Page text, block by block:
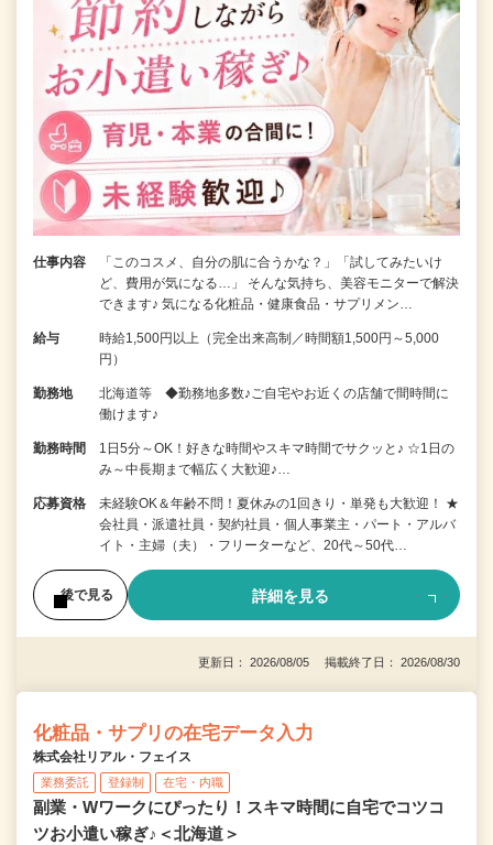
仕事内容
「このコスメ、自分の肌に合うかな？」「試してみたいけ
ど、費用が気になる…」 そんな気持ち、美容モニターで解決
できます♪ 気になる化粧品・健康食品・サプリメン…
給与
時給1,500円以上（完全出来高制／時間額1,500円～5,000
円）
勤務地
北海道等 ◆勤務地多数♪ご自宅やお近くの店舗で間時間に
働けます♪
勤務時間
1日5分～OK！好きな時間やスキマ時間でサクッと♪ ☆1日の
み～中長期まで幅広く大歓迎♪…
応募資格
未経験OK＆年齢不問！夏休みの1回きり・単発も大歓迎！ ★
会社員・派遣社員・契約社員・個人事業主・パート・アルバ
イト・主婦（夫）・フリーターなど、20代～50代…
後で見る 詳細を見る
更新日： 2026/08/05 掲載終了日： 2026/08/30
化粧品・サプリの在宅データ入力
株式会社リアル・フェイス
業務委託 登録制 在宅・内職
副業・Wワークにぴったり！スキマ時間に自宅でコツコ
ツお小遣い稼ぎ♪＜北海道＞